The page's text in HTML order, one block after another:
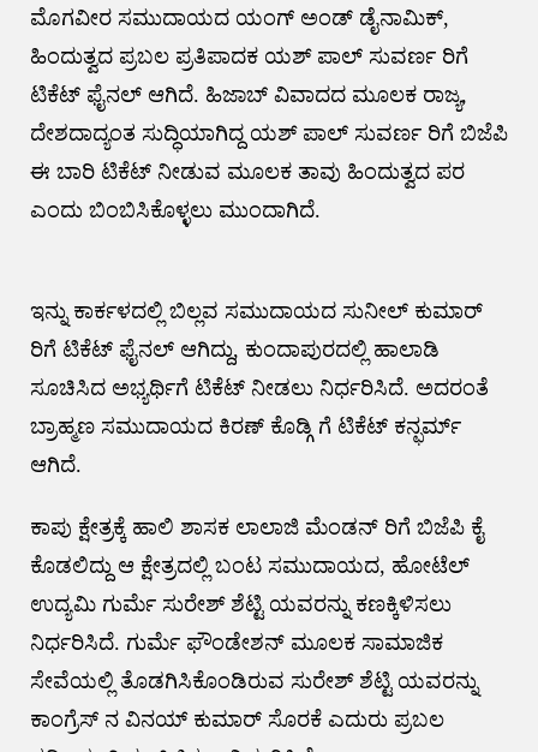
ಮೊಗವೀರ ಸಮುದಾಯದ ಯಂಗ್ ಅಂಡ್ ಡೈನಾಮಿಕ್,
ಹಿಂದುತ್ವದ ಪ್ರಬಲ ಪ್ರತಿಪಾದಕ ಯಶ್ ಪಾಲ್ ಸುವರ್ಣ ರಿಗೆ
ಟಿಕೆಟ್ ಫೈನಲ್ ಆಗಿದೆ. ಹಿಜಾಬ್ ವಿವಾದದ ಮೂಲಕ ರಾಜ್ಯ,
ದೇಶದಾದ್ಯಂತ ಸುದ್ಧಿಯಾಗಿದ್ದ ಯಶ್ ಪಾಲ್ ಸುವರ್ಣ ರಿಗೆ ಬಿಜೆಪಿ
ಈ ಬಾರಿ ಟಿಕೆಟ್ ನೀಡುವ ಮೂಲಕ ತಾವು ಹಿಂದುತ್ವದ ಪರ
ಎಂದು ಬಿಂಬಿಸಿಕೊಳ್ಳಲು ಮುಂದಾಗಿದೆ.
ಇನ್ನು ಕಾರ್ಕಳದಲ್ಲಿ ಬಿಲ್ಲವ ಸಮುದಾಯದ ಸುನೀಲ್ ಕುಮಾರ್
ರಿಗೆ ಟಿಕೆಟ್ ಫೈನಲ್ ಆಗಿದ್ದು, ಕುಂದಾಪುರದಲ್ಲಿ ಹಾಲಾಡಿ
ಸೂಚಿಸಿದ ಅಭ್ಯರ್ಥಿಗೆ ಟಿಕೆಟ್ ನೀಡಲು ನಿರ್ಧರಿಸಿದೆ. ಅದರಂತೆ
ಬ್ರಾಹ್ಮಣ ಸಮುದಾಯದ ಕಿರಣ್ ಕೊಡ್ಗಿ ಗೆ ಟಿಕೆಟ್ ಕನ್ಫರ್ಮ್
ಆಗಿದೆ.
ಕಾಪು ಕ್ಷೇತ್ರಕ್ಕೆ ಹಾಲಿ ಶಾಸಕ ಲಾಲಾಜಿ ಮೆಂಡನ್ ರಿಗೆ ಬಿಜೆಪಿ ಕೈ
ಕೊಡಲಿದ್ದು ಆ ಕ್ಷೇತ್ರದಲ್ಲಿ ಬಂಟ ಸಮುದಾಯದ, ಹೋಟೆಲ್
ಉದ್ಯಮಿ ಗುರ್ಮೆ ಸುರೇಶ್ ಶೆಟ್ಟಿ ಯವರನ್ನು ಕಣಕ್ಕಿಳಿಸಲು
ನಿರ್ಧರಿಸಿದೆ. ಗುರ್ಮೆ ಫೌಂಡೇಶನ್ ಮೂಲಕ ಸಾಮಾಜಿಕ
ಸೇವೆಯಲ್ಲಿ ತೊಡಗಿಸಿಕೊಂಡಿರುವ ಸುರೇಶ್ ಶೆಟ್ಟಿ ಯವರನ್ನು
ಕಾಂಗ್ರೆಸ್ ನ ವಿನಯ್ ಕುಮಾರ್ ಸೊರಕೆ ಎದುರು ಪ್ರಬಲ